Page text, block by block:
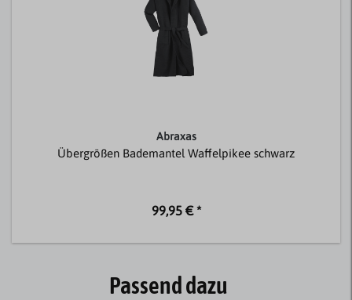
Abraxas
Übergrößen Bademantel Waffelpikee schwarz
99,95 € *
Passend dazu